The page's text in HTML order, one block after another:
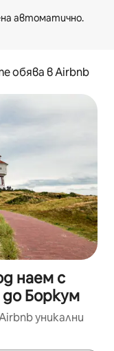
обява в Airbnb
наем с
Боркум
уникални